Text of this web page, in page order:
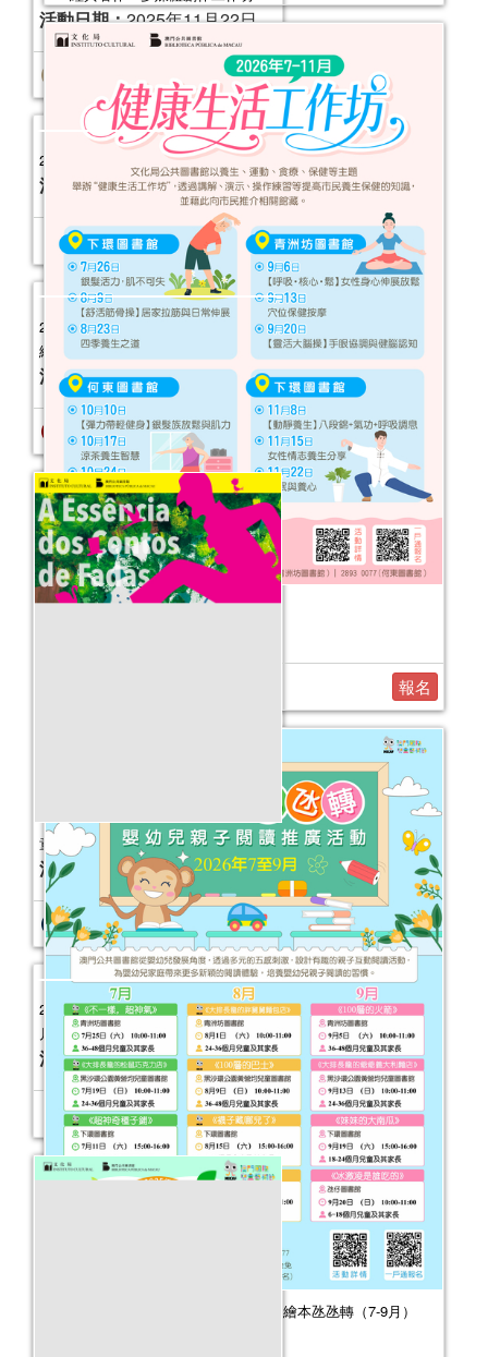
2026健康生活工作坊（7-11月）
報名
2026年嬰幼兒親子閱讀推廣活動-嬰幼繪本氹氹轉（7-9月）
活動日期：2025年11月22日
報名結束
2025年“圖書館e學堂”
活動日期：2025年11月15日
報名結束
童話真諦──公共圖書館館藏主題書展